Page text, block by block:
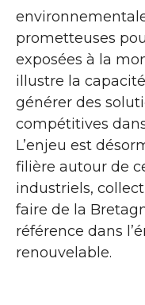
prometteuses
exposées à la
illustre la
générer des
compétitives
L’enjeu est
filière autour de
industriels,
faire de la
référence dans
renouvelable.